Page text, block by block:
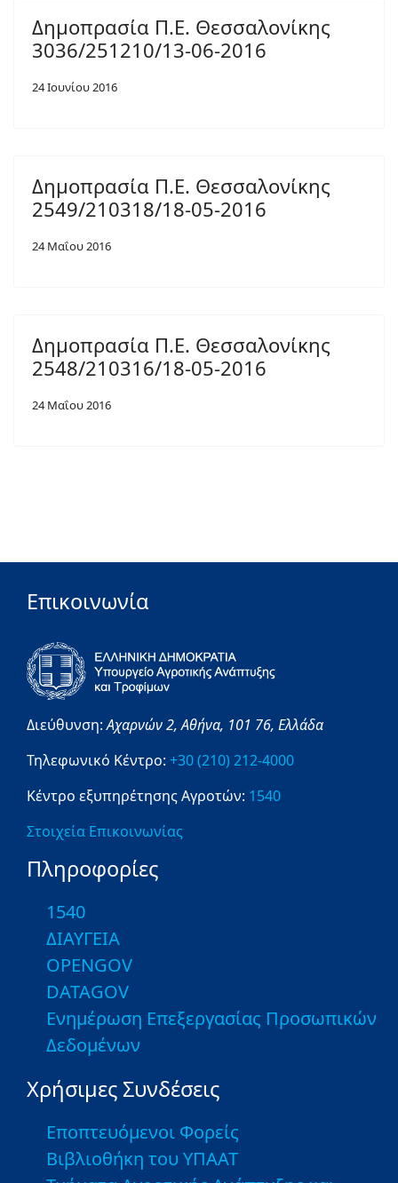
Δημοπρασία Π.Ε. Θεσσαλονίκης
3036/251210/13-06-2016
24 Ιουνίου 2016
Δημοπρασία Π.Ε. Θεσσαλονίκης
2549/210318/18-05-2016
24 Μαΐου 2016
Δημοπρασία Π.Ε. Θεσσαλονίκης
2548/210316/18-05-2016
24 Μαΐου 2016
Επικοινωνία
Διεύθυνση:Αχαρνών 2,Αθήνα, 101 76, Ελλάδα
Τηλεφωνικό Κέντρο: +30 (210) 212-4000
Κέντρο εξυπηρέτησης Αγροτών: 1540
Στοιχεία Επικοινωνίας
Πληροφορίες
1540
ΔΙΑΥΓΕΙΑ
OPENGOV
DATAGOV
Ενημέρωση Επεξεργασίας Προσωπικών
Δεδομένων
Χρήσιμες Συνδέσεις
Εποπτευόμενοι Φορείς
Βιβλιοθήκη του ΥΠΑΑΤ